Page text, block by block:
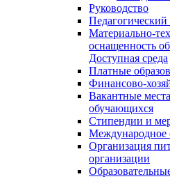
Руководство
Педагогический
Материально-
оснащенность
Доступная среда
Платные
Финансово-
Вакантные
обучающихся
Стипендии и
Международное
Организация
организации